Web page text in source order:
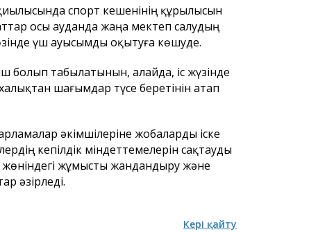
спорт кешенінің құрылысын
осы ауданда жаңа мектеп салудың
үш ауысымды оқытуға көшуде.
болып табылатынын, алайда, іс жүзінде
шағымдар түсе беретінін атап
әкімшілеріне жобаларды іске
кепілдік міндеттемелерін сақтауды
жөніндегі жұмысты жандандыру және
әзірледі.
Кері қайту